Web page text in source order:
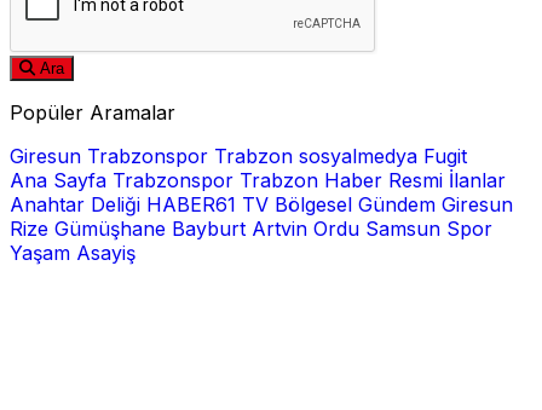
Ara
Popüler Aramalar
Giresun Trabzonspor Trabzon sosyalmedya Fugit
Ana Sayfa Trabzonspor Trabzon Haber Resmi İlanlar
Anahtar Deliği HABER61 TV Bölgesel Gündem Giresun
Rize Gümüşhane Bayburt Artvin Ordu Samsun Spor
Yaşam Asayiş